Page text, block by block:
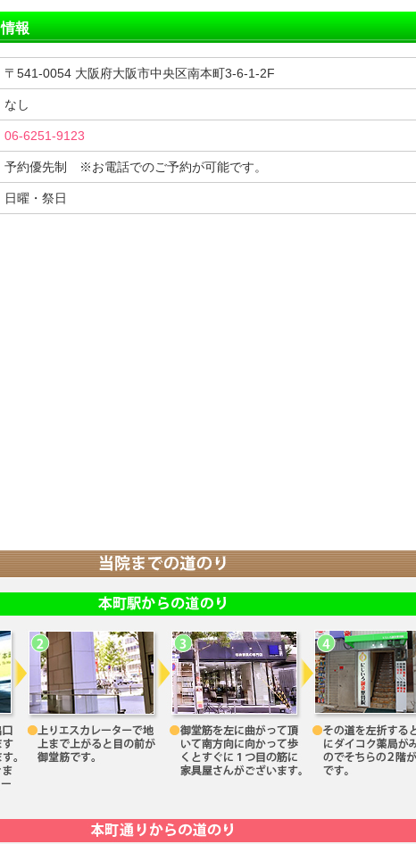
報
〒541-0054 大阪府大阪市中央区南本町3-6-1-2F
なし
06-6251-9123
予約優先制 ※お電話でのご予約が可能です。
日曜・祭日